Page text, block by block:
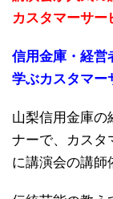
カスタマーサー
信用金庫・経営
学ぶカスタマ
山梨信用金庫の
ナーで、カスタ
に講演会の講師